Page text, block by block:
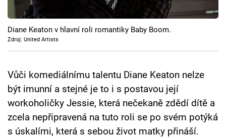
Cool Esport
Pořady
Sledujte prima+
Přihlášení
Diane Keaton v hlavní roli romantiky Baby Boom.
Zdroj: United Artists
Vůči komediálnímu talentu Diane Keaton nelze
být imunní a stejné je to i s postavou její
workoholičky Jessie, která nečekaně zdědí dítě a
zcela nepřipravená na tuto roli se po svém potýká
s úskalími, která s sebou život matky přináší.